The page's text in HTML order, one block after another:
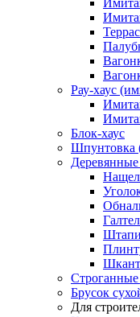
Рау-хаус
Блок-хаус
Шпунтовка
Шкант
Строганные
Брусок
Для